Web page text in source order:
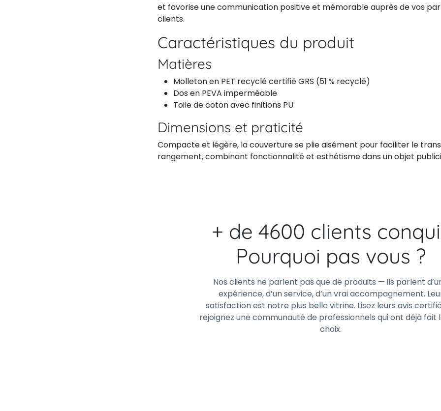
et favorise une communication positive et mémorable auprès de vos
clients.
Caractéristiques du produit
Matières
Molleton en PET recyclé certifié GRS (51 % recyclé)
Dos en PEVA imperméable
Toile de coton avec finitions PU
Dimensions et praticité
Compacte et légère, la couverture se plie aisément pour faciliter le
rangement, combinant fonctionnalité et esthétisme dans un objet
+ de 4600 clients
Pourquoi pas vous ?
Nos clients ne parlent pas que de produits — ils parlent
expérience, d’un service, d’un vrai accompagnement.
satisfaction est notre plus belle vitrine. Lisez leurs avis
rejoignez une communauté de professionnels qui ont déjà fait
choix.